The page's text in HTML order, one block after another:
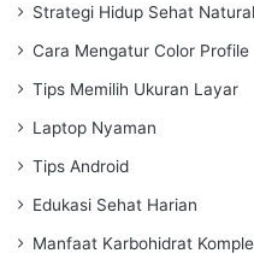
Strategi Hidup Sehat Natural
Cara Mengatur Color Profile
Tips Memilih Ukuran Layar
Laptop Nyaman
Tips Android
Edukasi Sehat Harian
Manfaat Karbohidrat